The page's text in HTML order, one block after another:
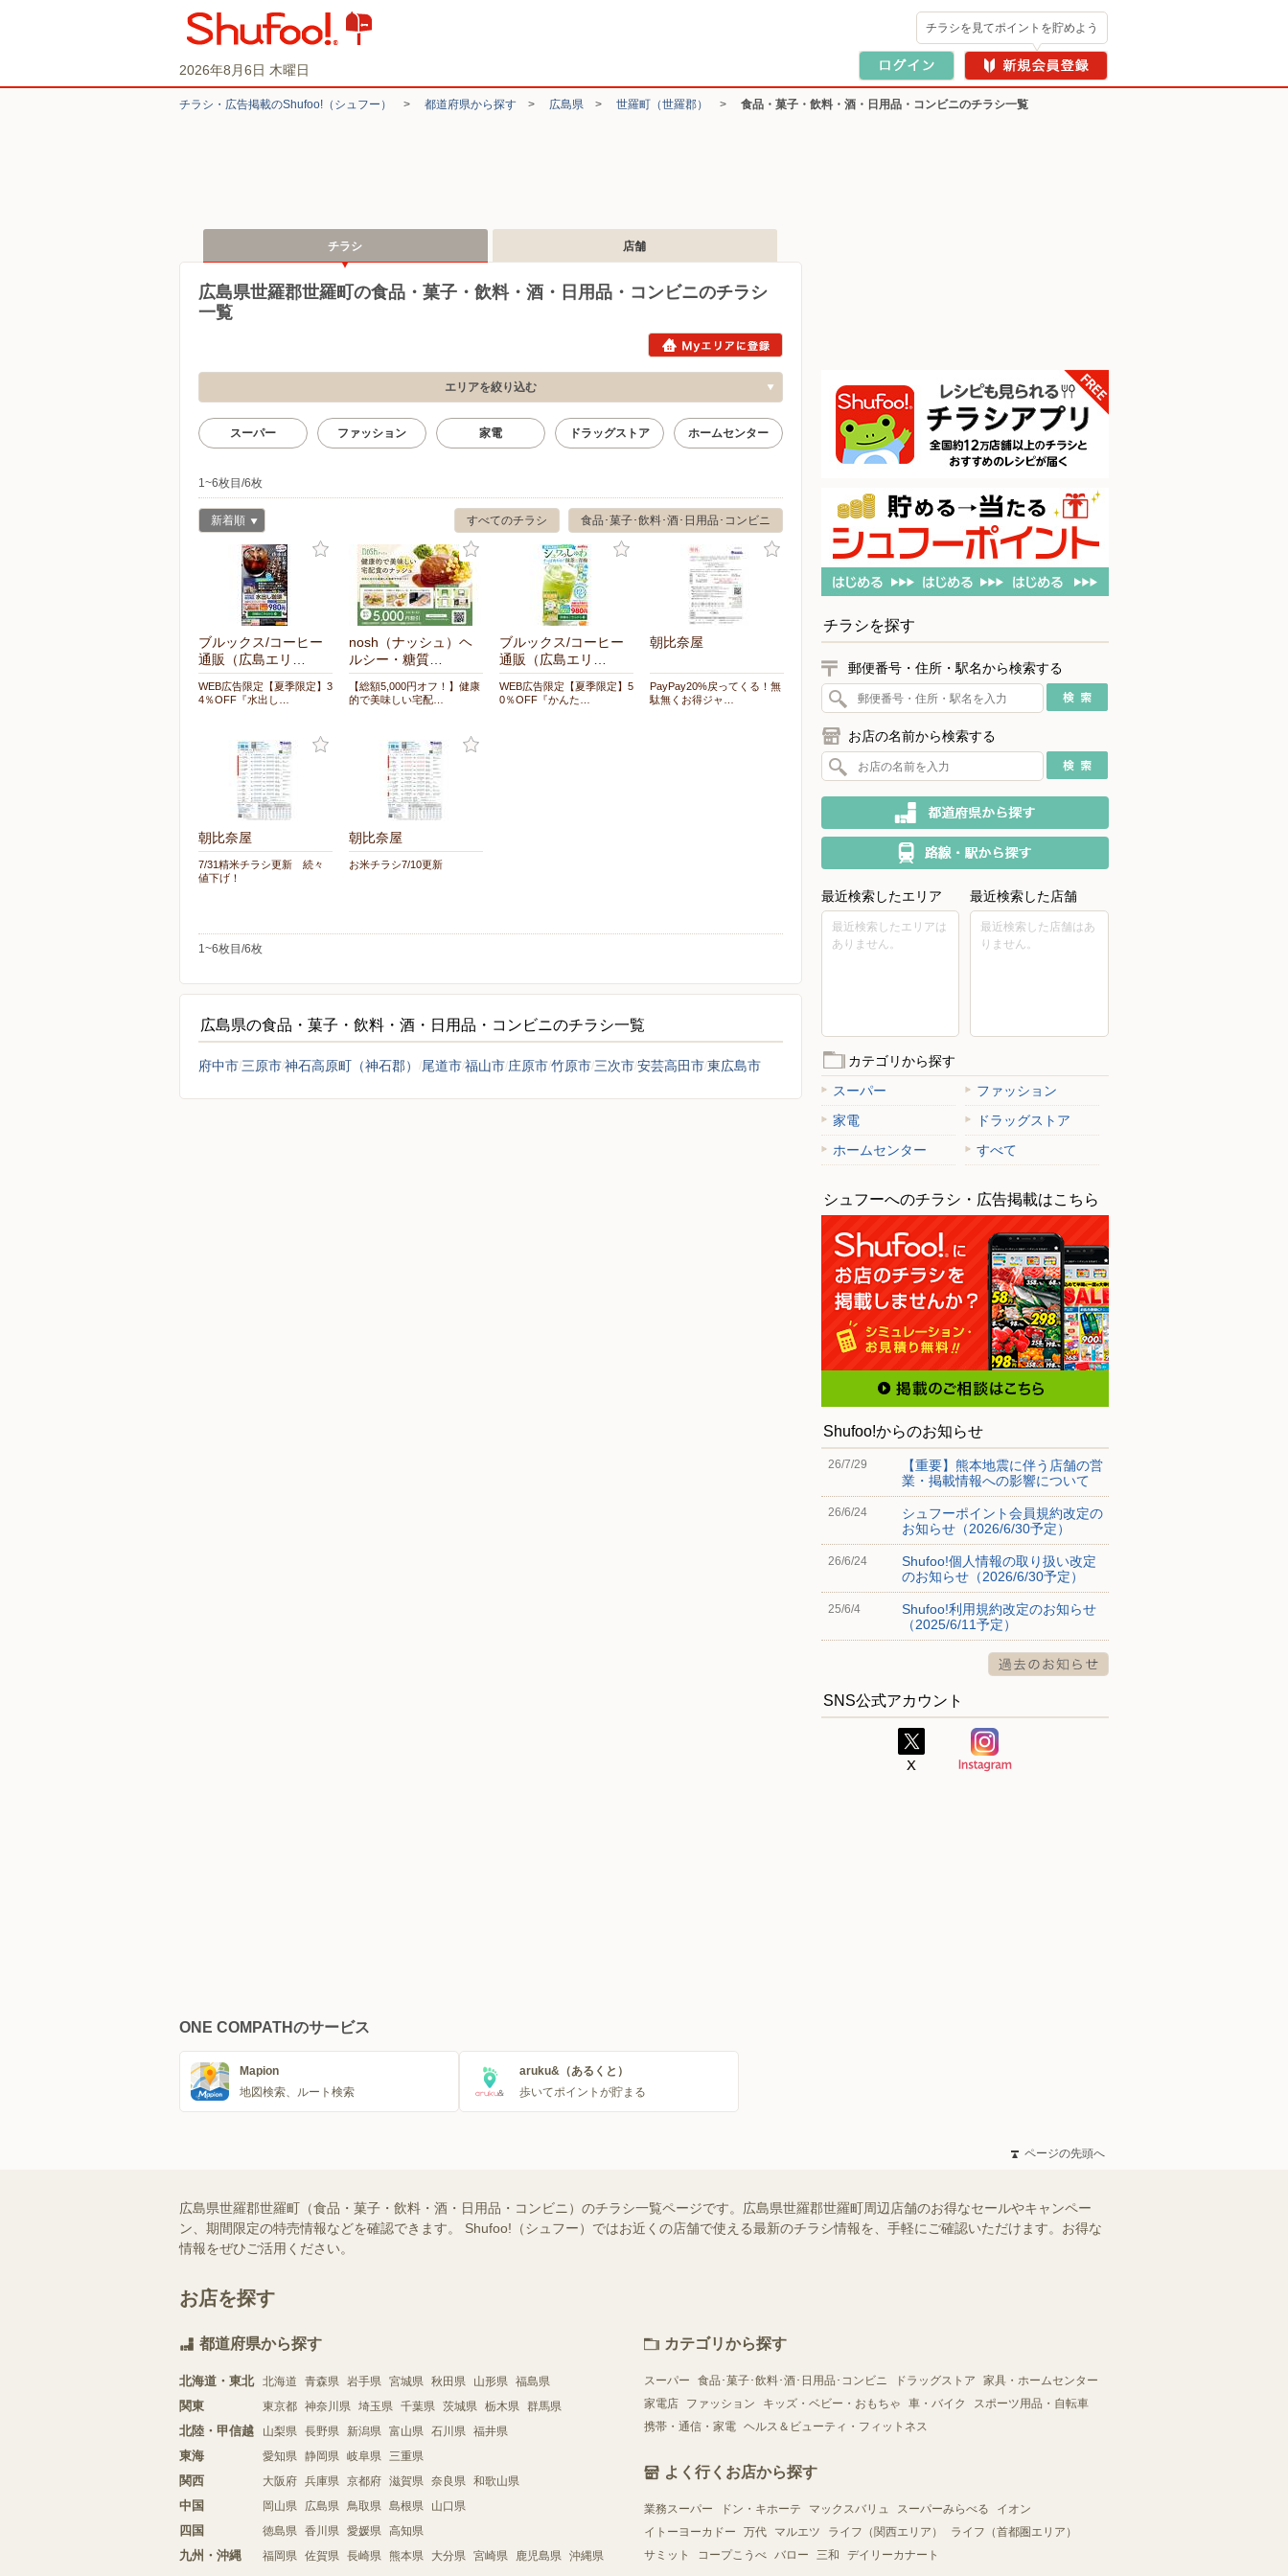
2026年8月6日 木曜日
チラシを見てポイントを貯めよう
チラシ・​広告掲載の​Shufoo!​（シュフー） > 都道府県から探す > 広島県 > 世羅町（世羅郡） > 食品・菓子・飲料・酒・日用品・コンビニのチラシ一覧
チラシ 店舗
広島県世羅郡世羅町の食品・菓子・飲料・酒・日用品・コンビニのチラシ
一覧
エリアを絞り込む
スーパー ファッション 家電 ドラッグストア ホームセンター
1~6枚目/6枚
食品･菓子･飲料･酒･日用品･コンビニ
すべてのチラシ
新着順
ブルックス/コーヒー
通販（広島エリ…
WEB広告限定【夏季限定】3
4％OFF『水出し…
nosh（ナッシュ）ヘ
ルシー・糖質…
【総額5,000円オフ！】健康
的で美味しい宅配…
ブルックス/コーヒー
通販（広島エリ…
WEB広告限定【夏季限定】5
0％OFF『かんた…
朝比奈屋
PayPay20%戻ってくる！無
駄無くお得ジャ…
朝比奈屋
7/31精米チラシ更新 続々
値下げ！
朝比奈屋
お米チラシ7/10更新
1~6枚目/6枚
広島県の食品・菓子・飲料・酒・日用品・コンビニのチラシ一覧
府中市 三原市神石高原町（神石郡） 尾道市福山市 庄原市竹原市 三次市安芸高田市東広島市
チラシを探す
郵便番号・住所・駅名から検索する
お店の名前から検索する
最近検索したエリア
最近検索したエリアは
ありません。
最近検索した店舗
最近検索した店舗はあ
りません。
カテゴリから探す
スーパー
ファッション
家電
ドラッグストア
ホームセンター
すべて
シュフーへのチラシ・広告掲載はこちら
Shufoo!からのお知らせ
26/7/29
【重要】熊本地震に伴う店舗の営
業・掲載情報への影響について
26/6/24
シュフーポイント会員規約改定の
お知らせ（2026/6/30予定）
26/6/24
Shufoo!個人情報の取り扱い改定
のお知らせ（2026/6/30予定）
25/6/4
Shufoo!利用規約改定のお知らせ
（2025/6/11予定）
SNS公式アカウント
ONE COMPATHのサービス
Mapion
地図検索、ルート検索
aruku&（あるくと）
歩いてポイントが貯まる
ページの先頭へ
広島県世羅郡世羅町（食品・菓子・飲料・酒・日用品・コンビニ）のチラシ一覧ページです。広島県世羅郡世羅町周辺店舗のお得なセールやキャンペー
ン、期間限定の特売情報などを確認できます。 Shufoo!（シュフー）ではお近くの店舗で使える最新のチラシ情報を、手軽にご確認いただけます。お得な
情報をぜひご活用ください。
お店を探す
都道府県から探す
北海道・東北 北海道 青森県 岩手県 宮城県 秋田県 山形県 福島県
関東 東京都 神奈川県 埼玉県 千葉県 茨城県 栃木県 群馬県
北陸・甲信越 山梨県 長野県 新潟県 富山県 石川県 福井県
東海 愛知県 静岡県 岐阜県 三重県
関西 大阪府 兵庫県 京都府 滋賀県 奈良県 和歌山県
中国 岡山県 広島県 鳥取県 島根県 山口県
四国 徳島県 香川県 愛媛県 高知県
九州・沖縄 福岡県 佐賀県 長崎県 熊本県 大分県 宮崎県 鹿児島県 沖縄県
カテゴリから探す
スーパー 食品･菓子･飲料･酒･日用品･コンビニ ドラッグストア
家具・ホームセンター
家電店
ファッション キッズ・ベビー・おもちゃ 車・バイク
スポーツ用品・自転車
携帯・通信・家電 ヘルス＆ビューティ・フィットネス
よく行くお店から探す
業務スーパー ドン・キホーテ マックスバリュ スーパーみらべる
イオン
イトーヨーカドー
万代 マルエツ ライフ（関西エリア）
ライフ（首都圏エリア）
サミット
コープこうべ バロー 三和 デイリーカナート